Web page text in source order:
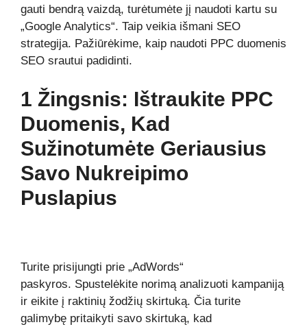
gauti bendrą vaizdą, turėtumėte jį naudoti kartu su
„Google Analytics“. Taip veikia išmani SEO
strategija. Pažiūrėkime, kaip naudoti PPC duomenis
SEO srautui padidinti.
1 Žingsnis: Ištraukite PPC
Duomenis, Kad
Sužinotumėte Geriausius
Savo Nukreipimo
Puslapius
Turite prisijungti prie „AdWords“
paskyros. Spustelėkite norimą analizuoti kampaniją
ir eikite į raktinių žodžių skirtuką. Čia turite
galimybę pritaikyti savo skirtuką, kad